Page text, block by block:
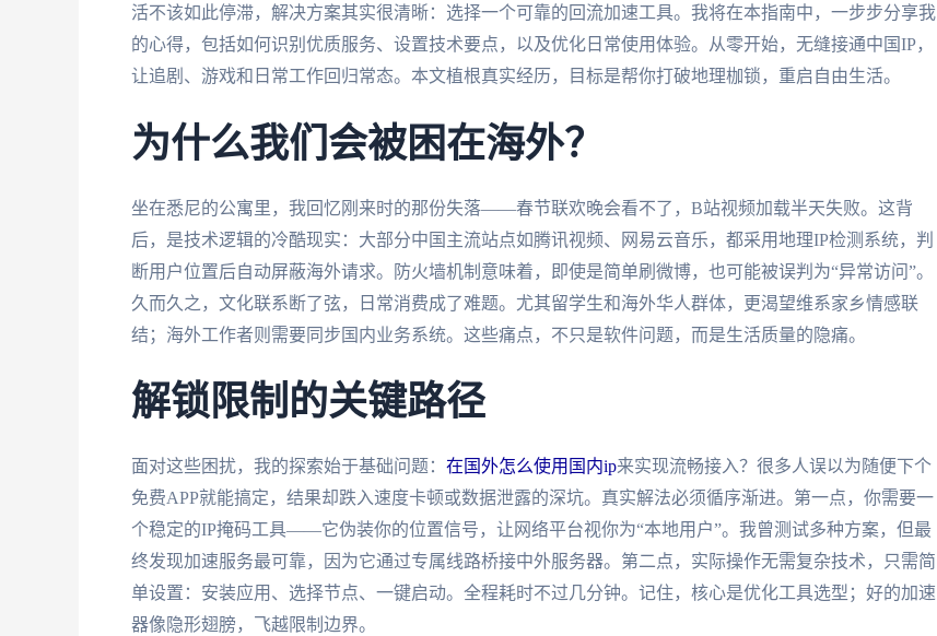
活不该如此停滞，解决方案其实很清晰：选择一个可靠的回流加速工具。我将在本指南中，一步步分享我
的心得，包括如何识别优质服务、设置技术要点，以及优化日常使用体验。从零开始，无缝接通中国IP，
让追剧、游戏和日常工作回归常态。本文植根真实经历，目标是帮你打破地理枷锁，重启自由生活。
为什么我们会被困在海外？
坐在悉尼的公寓里，我回忆刚来时的那份失落——春节联欢晚会看不了，B站视频加载半天失败。这背
后，是技术逻辑的冷酷现实：大部分中国主流站点如腾讯视频、网易云音乐，都采用地理IP检测系统，判
断用户位置后自动屏蔽海外请求。防火墙机制意味着，即使是简单刷微博，也可能被误判为“异常访问”。
久而久之，文化联系断了弦，日常消费成了难题。尤其留学生和海外华人群体，更渴望维系家乡情感联
结；海外工作者则需要同步国内业务系统。这些痛点，不只是软件问题，而是生活质量的隐痛。
解锁限制的关键路径
面对这些困扰，我的探索始于基础问题： 在国外怎么使用国内ip来实现流畅接入？很多人误以为随便下个
免费APP就能搞定，结果却跌入速度卡顿或数据泄露的深坑。真实解法必须循序渐进。第一点，你需要一
个稳定的IP掩码工具——它伪装你的位置信号，让网络平台视你为“本地用户”。我曾测试多种方案，但最
终发现加速服务最可靠，因为它通过专属线路桥接中外服务器。第二点，实际操作无需复杂技术，只需简
单设置：安装应用、选择节点、一键启动。全程耗时不过几分钟。记住，核心是优化工具选型；好的加速
器像隐形翅膀，飞越限制边界。